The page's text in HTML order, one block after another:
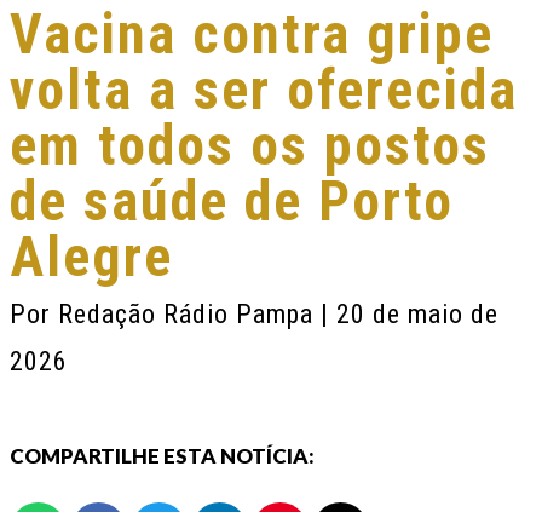
Vacina contra gripe
volta a ser oferecida
em todos os postos
de saúde de Porto
Alegre
Por Redação Rádio Pampa | 20 de maio de
2026
COMPARTILHE ESTA NOTÍCIA: